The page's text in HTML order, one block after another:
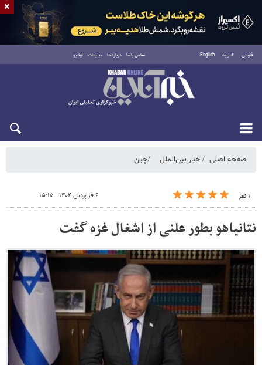
فارسی العربية English تماس با ما درباره ما تبلیغات آرشیو
شنبه ۱۷ مرداد ۱۴۰۵
صفحه اصلی اخبار بین‌الملل چین
۱ نفر ۶ فروردین ۱۴۰۴ - ۱۵:۱۵
نتانیاهو بطور علنی از اشغال غزه گفت
×